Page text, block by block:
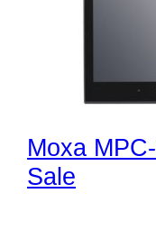
Moxa
Sale